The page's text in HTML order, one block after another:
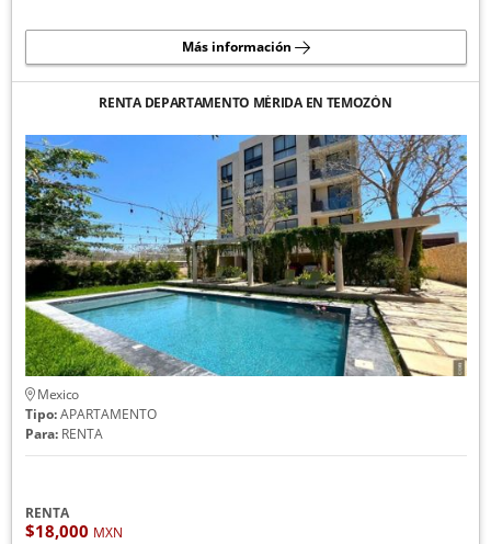
Más información
RENTA DEPARTAMENTO MÉRIDA EN TEMOZÓN
Mexico
Tipo:APARTAMENTO
Para:RENTA
RENTA
$18,000 MXN